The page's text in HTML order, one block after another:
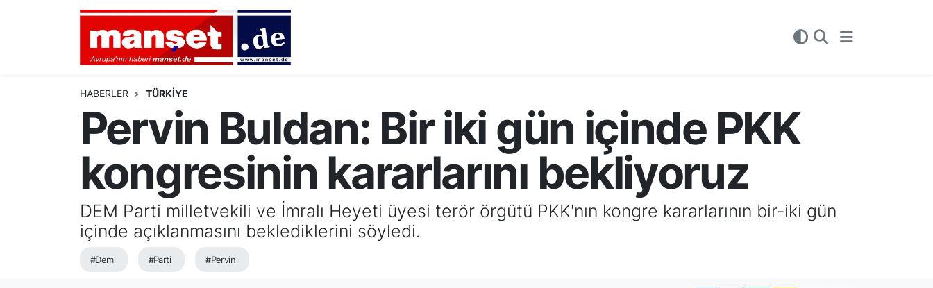
HABERLER TÜRKİYE
Pervin Buldan: Bir iki gün içinde PKK
kongresinin kararlarını bekliyoruz
DEM Parti milletvekili ve İmralı Heyeti üyesi terör örgütü PKK'nın kongre kararlarının bir-iki gün
içinde açıklanmasını beklediklerini söyledi.
#Dem #Parti #Pervin
AVRUPA
ALMANYA
TÜRKİYE
DEUTSCH
Nöbetçi Eczaneler
Hava Durumu
Namaz Vakitleri
Trafik Durumu
Puan Durumu ve Fikstür
Tüm Manşetler
Son Dakika Haberleri